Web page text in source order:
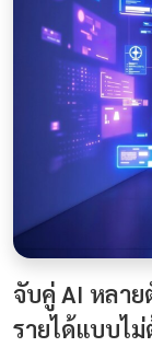
จับคู่ AI หลาย
รายได้แบบไม่